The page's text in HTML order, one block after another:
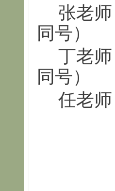
张老师
同号）
丁老师
同号）
任老师